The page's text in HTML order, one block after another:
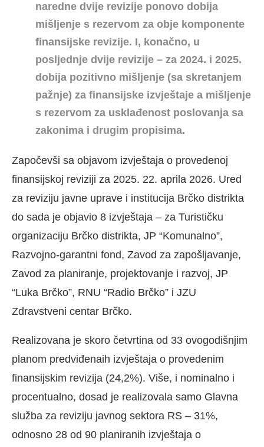
naredne dvije revizije ponovo dobija
mišljenje s rezervom za obje komponente
finansijske revizije. I, konačno, u
posljednje dvije revizije – za 2024. i 2025.
dobija pozitivno mišljenje (sa skretanjem
pažnje) za finansijske izvještaje a mišljenje
s rezervom za usklađenost poslovanja sa
zakonima i drugim propisima.
Započevši sa objavom izvještaja o provedenoj
finansijskoj reviziji za 2025. 22. aprila 2026. Ured
za reviziju javne uprave i institucija Brčko distrikta
do sada je objavio 8 izvještaja – za Turističku
organizaciju Brčko distrikta, JP “Komunalno”,
Razvojno-garantni fond, Zavod za zapošljavanje,
Zavod za planiranje, projektovanje i razvoj, JP
“Luka Brčko”, RNU “Radio Brčko” i JZU
Zdravstveni centar Brčko.
Realizovana je skoro četvrtina od 33 ovogodišnjim
planom predviđenaih izvještaja o provedenim
finansijskim revizija (24,2%). Više, i nominalno i
procentualno, dosad je realizovala samo Glavna
služba za reviziju javnog sektora RS – 31%,
odnosno 28 od 90 planiranih izvještaja o